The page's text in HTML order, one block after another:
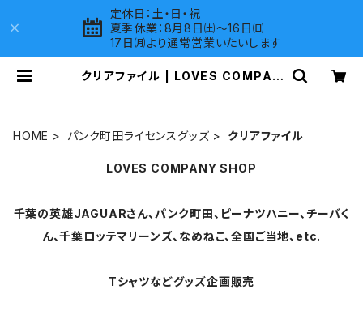
定休日：土・日・祝
夏季休業：8月8日㈯～16日㈰
17日㈪より通常営業いたいします
クリアファイル | LOVES COMPAN
HOME パンク町田ライセンスグッズ クリアファイル
LOVES COMPANY SHOP
千葉の英雄JAGUARさん、パンク町田、ピーナツハニー、チーバく
ん、千葉ロッテマリーンズ、なめねこ、全国ご当地、etc.
Tシャツなどグッズ企画販売